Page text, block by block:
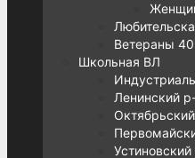
Ветераны
Школьная ВЛ
Ленинский